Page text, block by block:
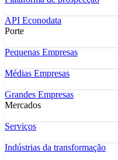
API Econodata
Porte
Pequenas Empresas
Médias Empresas
Grandes Empresas
Mercados
Serviços
Indústrias da transformação